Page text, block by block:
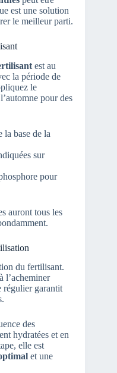
est une solution
le meilleur parti.
est au
la période de
le
pour des
la base de la
sur
pour
auront tous les
du fertilisant.
l’acheminer
régulier garantit
des
hydratées et en
elle est
et une